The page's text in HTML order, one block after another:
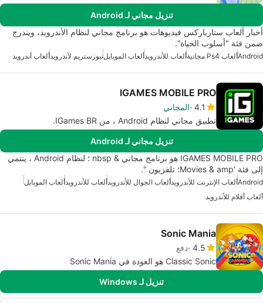
تنزيل مجاني لـ Android
أخبار ألعاب ستارباركس فيديوهات هو برنامج مجاني لنظام الأندرويد، ويندرج
ضمن فئة "أسلوب الحياة".
Androidألعاب Ps4 مجانية ألعاب للأندرويدألعاب الموبايلنيوزستريم لأندرويدألعاب أندرويد
IGAMES MOBILE PRO
4.1 المجاني
تطبيق مجاني لنظام Android ، من IGames BR.
تنزيل مجاني لـ Android
IGAMES MOBILE PRO هو برنامج مجاني & nbsp ؛ لنظام Android ، ينتمي
إلى فئة 'Movies & amp؛ تلفزيون ".
Androidألعاب الإنترنت للأندرويدألعاب الجوال للأندرويدألعاب للأندرويدألعاب الموبايل
ألعاب أفلام للأندرويد
Sonic Mania
4.5 دفع
Classic Sonic هو العودة في Sonic Mania
تنزيل لـ Windows